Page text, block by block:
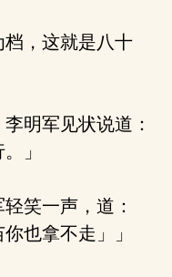
，这就是八十
明军见状说道：
」
笑一声，道：
也拿不走」」